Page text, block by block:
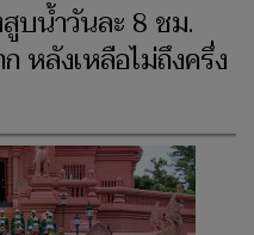
บน้ำวันละ 8 ชม.
หลังเหลือไม่ถึงครึ่ง